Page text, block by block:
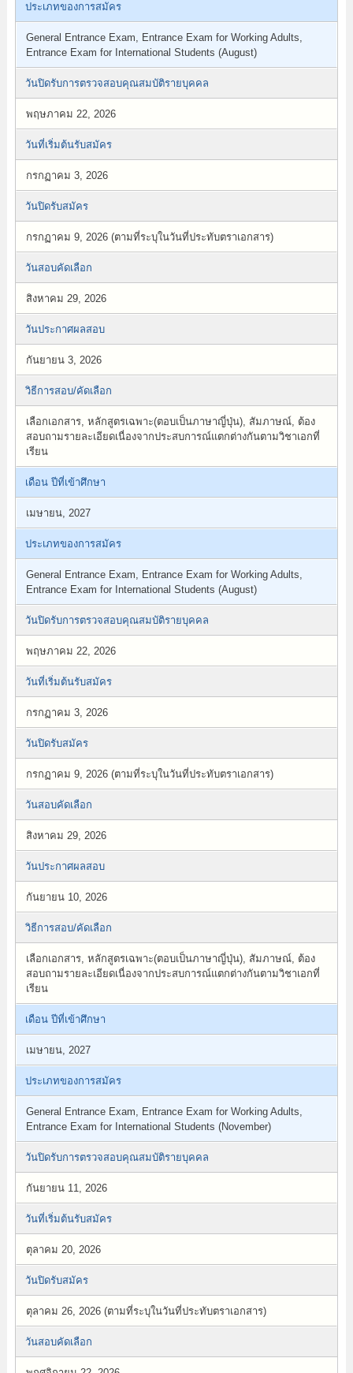
ประเภทของการสมัคร
General Entrance Exam, Entrance Exam for Working Adults,
Entrance Exam for International Students (August)
วันปิดรับการตรวจสอบคุณสมบัติรายบุคคล
พฤษภาคม 22, 2026
วันที่เริ่มต้นรับสมัคร
กรกฏาคม 3, 2026
วันปิดรับสมัคร
กรกฏาคม 9, 2026 (ตามที่ระบุในวันที่ประทับตราเอกสาร)
วันสอบคัดเลือก
สิงหาคม 29, 2026
วันประกาศผลสอบ
กันยายน 3, 2026
วิธีการสอบ/คัดเลือก
เลือกเอกสาร, หลักสูตรเฉพาะ(ตอบเป็นภาษาญี่ปุ่น), สัมภาษณ์, ต้อง
สอบถามรายละเอียดเนื่องจากประสบการณ์แตกต่างกันตามวิชาเอกที่
เรียน
เดือน ปีที่เข้าศึกษา
เมษายน, 2027
ประเภทของการสมัคร
General Entrance Exam, Entrance Exam for Working Adults,
Entrance Exam for International Students (August)
วันปิดรับการตรวจสอบคุณสมบัติรายบุคคล
พฤษภาคม 22, 2026
วันที่เริ่มต้นรับสมัคร
กรกฏาคม 3, 2026
วันปิดรับสมัคร
กรกฏาคม 9, 2026 (ตามที่ระบุในวันที่ประทับตราเอกสาร)
วันสอบคัดเลือก
สิงหาคม 29, 2026
วันประกาศผลสอบ
กันยายน 10, 2026
วิธีการสอบ/คัดเลือก
เลือกเอกสาร, หลักสูตรเฉพาะ(ตอบเป็นภาษาญี่ปุ่น), สัมภาษณ์, ต้อง
สอบถามรายละเอียดเนื่องจากประสบการณ์แตกต่างกันตามวิชาเอกที่
เรียน
เดือน ปีที่เข้าศึกษา
เมษายน, 2027
ประเภทของการสมัคร
General Entrance Exam, Entrance Exam for Working Adults,
Entrance Exam for International Students (November)
วันปิดรับการตรวจสอบคุณสมบัติรายบุคคล
กันยายน 11, 2026
วันที่เริ่มต้นรับสมัคร
ตุลาคม 20, 2026
วันปิดรับสมัคร
ตุลาคม 26, 2026 (ตามที่ระบุในวันที่ประทับตราเอกสาร)
วันสอบคัดเลือก